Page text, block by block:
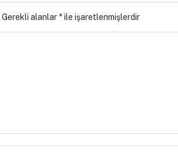
Gerekli alanlar *ile işaretlenmişlerdir